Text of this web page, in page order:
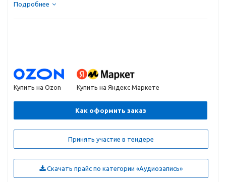
Подробнее
Купить на Ozon Купить на Яндекс Маркете
Как оформить заказ
Принять участие в тендере
Скачать прайс по категории «Аудиозапись»